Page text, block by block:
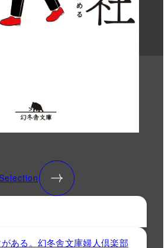
ある。幻冬舎文庫婦人倶楽部